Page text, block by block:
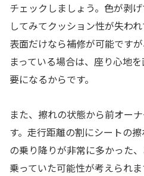
チェックしましょう。色が剥
してみてクッション性が失わ
表面だけなら補修が可能です
まっている場合は、座り心地
要になるからです。
また、擦れの状態から前オー
す。走行距離の割にシートの
の乗り降りが非常に多かった
乗っていた可能性が考えられま